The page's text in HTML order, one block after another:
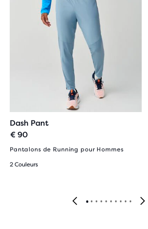
Dash Pant
€ 90
Pantalons de Running pour Hommes
2 Couleurs